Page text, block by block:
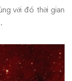
với đó thời gian